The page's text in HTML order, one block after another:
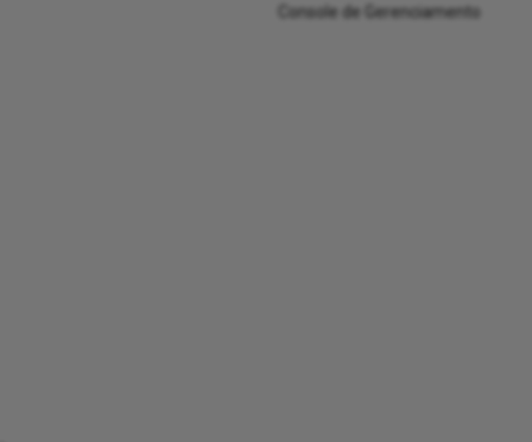
Console de Gerenciamento